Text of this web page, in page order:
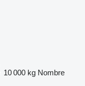
10 000 kg Nombre